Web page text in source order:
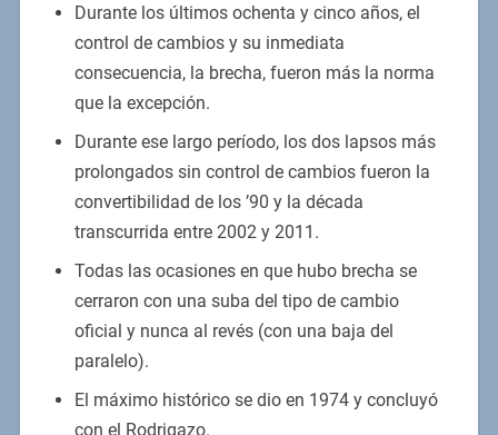
Durante los últimos ochenta y cinco años, el
control de cambios y su inmediata
consecuencia, la brecha, fueron más la norma
que la excepción.
Durante ese largo período, los dos lapsos más
prolongados sin control de cambios fueron la
convertibilidad de los ’90 y la década
transcurrida entre 2002 y 2011.
Todas las ocasiones en que hubo brecha se
cerraron con una suba del tipo de cambio
oficial y nunca al revés (con una baja del
paralelo).
El máximo histórico se dio en 1974 y concluyó
con el Rodrigazo.